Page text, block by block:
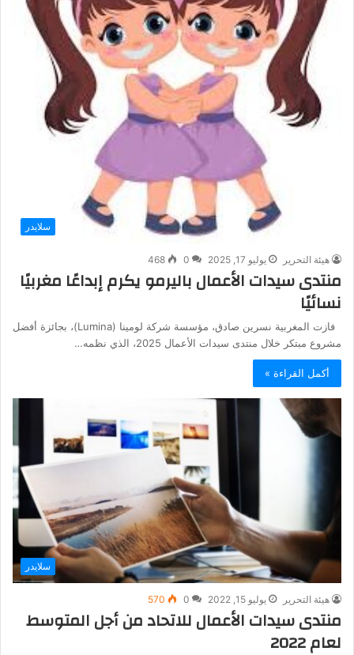
سلايدر
هيئة التحرير يوليو 17, 2025 0
468
منتدى سيدات الأعمال باليرمو يكرم إبداعًا مغربيًا
نسائيًا
فازت المغربية نسرين صادق، مؤسسة شركة لومينا (Lumina)، بجائزة أفضل
مشروع مبتكر خلال منتدى سيدات الأعمال 2025، الذي نظمه…
أكمل القراءة »
سلايدر
هيئة التحرير يوليو 15, 2022 0
570
منتدى سيدات الأعمال للاتحاد من أجل المتوسط
لعام 2022